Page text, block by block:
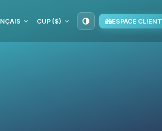
CUP ($) ESPACE CLIENT